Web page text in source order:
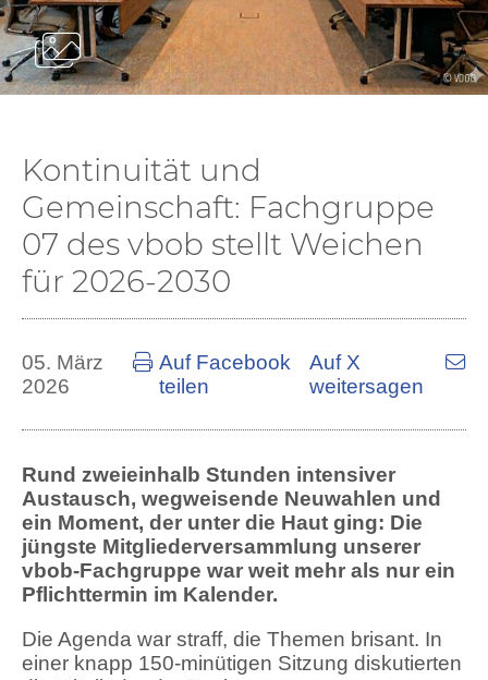
Kontinuität und
Gemeinschaft: Fachgruppe
07 des vbob stellt Weichen
für 2026-2030
05. März
2026
Auf Facebook
teilen
Auf X
weitersagen
Rund zweieinhalb Stunden intensiver
Austausch, wegweisende Neuwahlen und
ein Moment, der unter die Haut ging: Die
jüngste Mitgliederversammlung unserer
vbob-Fachgruppe war weit mehr als nur ein
Pflichttermin im Kalender.
Die Agenda war straff, die Themen brisant. In
einer knapp 150-minütigen Sitzung diskutierten